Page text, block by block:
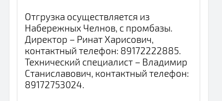
Отгрузка осуществляется из
Набережных Челнов, с промбазы.
Директор – Ринат Харисович,
контактный телефон: 89172222885.
Технический специалист – Владимир
Станиславович, контактный телефон:
89172753024.